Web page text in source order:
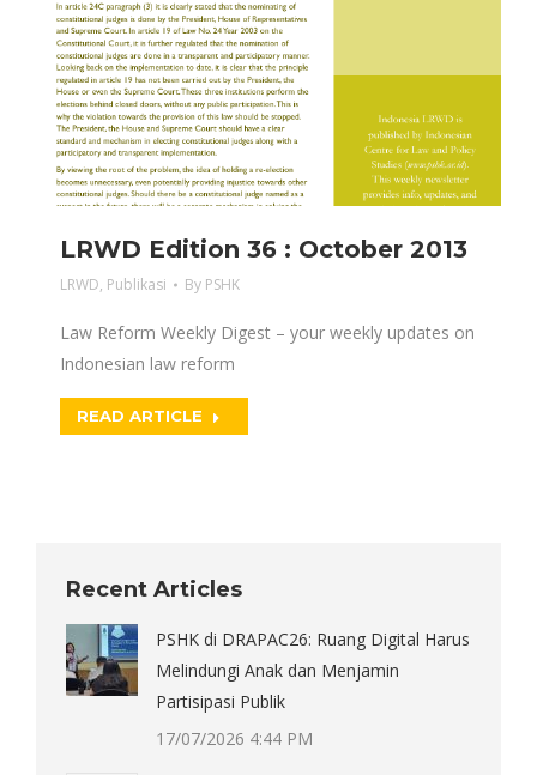
LRWD Edition 36 : October 2013
LRWD, Publikasi By PSHK
Law Reform Weekly Digest – your weekly updates on
Indonesian law reform
READ ARTICLE
Recent Articles
PSHK di DRAPAC26: Ruang Digital Harus
Melindungi Anak dan Menjamin
Partisipasi Publik
17/07/2026 4:44 PM